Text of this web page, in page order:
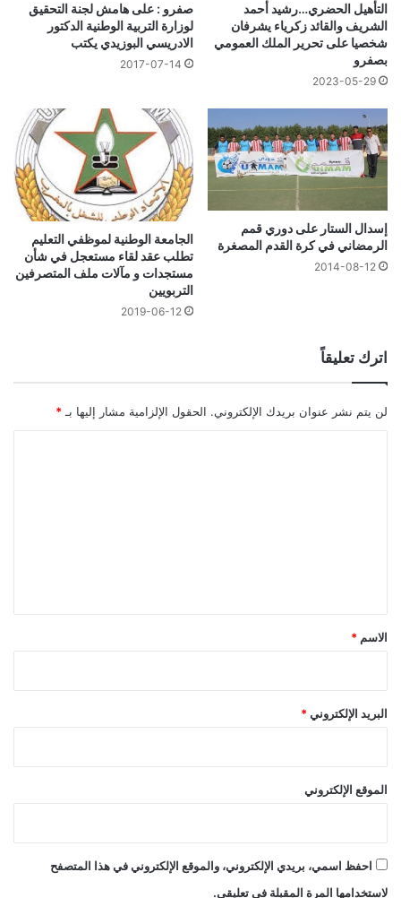
التأهيل الحضري…رشيد أحمد
الشريف والقائد زكرياء يشرفان
شخصيا على تحرير الملك العمومي
بصفرو
2023-05-29
صفرو : على هامش لجنة التحقيق
لوزارة التربية الوطنية الدكتور
الادريسي البوزيدي يكتب‎
2017-07-14
إسدال الستار على دوري قمم
الرمضاني في كرة القدم المصغرة
2014-08-12
الجامعة الوطنية لموظفي التعليم
تطلب عقد لقاء مستعجل في شأن
مستجدات و مآلات ملف المتصرفين
التربويين
2019-06-12
اترك تعليقاً
لن يتم نشر عنوان بريدك الإلكتروني. الحقول الإلزامية مشار إليها بـ *
*
الاسم *
البريد الإلكتروني *
الموقع الإلكتروني
احفظ اسمي، بريدي الإلكتروني، والموقع الإلكتروني في هذا المتصفح
لاستخدامها المرة المقبلة في تعليقي.